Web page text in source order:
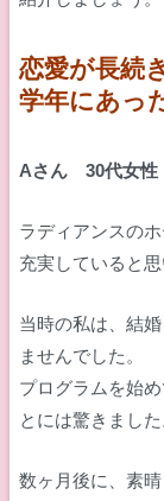
恋愛が長続
学年にあっ
Aさん 30代女性
ラディアンスの
充実していると思
当時の私は、結
ませんでした。
プログラムを始
とには驚きました
数ヶ月後に、素晴